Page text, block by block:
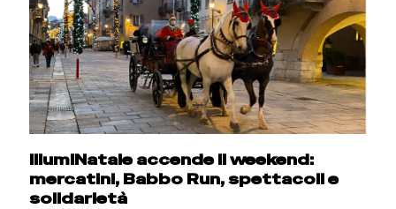
IllumiNatale accende il weekend:
mercatini, Babbo Run, spettacoli e
solidarietà